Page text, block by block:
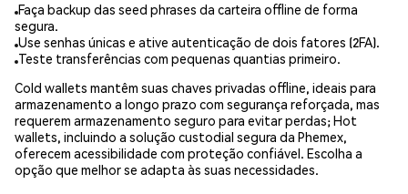
Faça backup das seed phrases da carteira offline de forma
segura.
Use senhas únicas e ative autenticação de dois fatores (2FA).
Teste transferências com pequenas quantias primeiro.
Cold wallets mantêm suas chaves privadas offline, ideais para
armazenamento a longo prazo com segurança reforçada, mas
requerem armazenamento seguro para evitar perdas; Hot
wallets, incluindo a solução custodial segura da Phemex,
oferecem acessibilidade com proteção confiável. Escolha a
opção que melhor se adapta às suas necessidades.